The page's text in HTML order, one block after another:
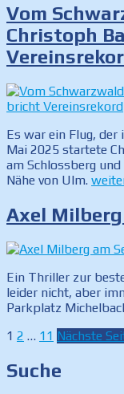
Vom
Christoph
Es war ein Flug, der
Mai 2025 startete
am Schlossberg
Nähe von Ulm. „Vom
bis
zur
–
bricht
Axel
Ein Thriller zur
leider nicht, aber
Parkplatz
der
Beiträge
Seite
1 Seite
2 … Seite
11 Nächste
Suche